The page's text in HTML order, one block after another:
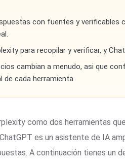
con fuentes y verificables
para recopilar y verificar, y
cambian a menudo, asi que
cada herramienta.
como dos herramientas
es un asistente de IA
A continuación tienes un